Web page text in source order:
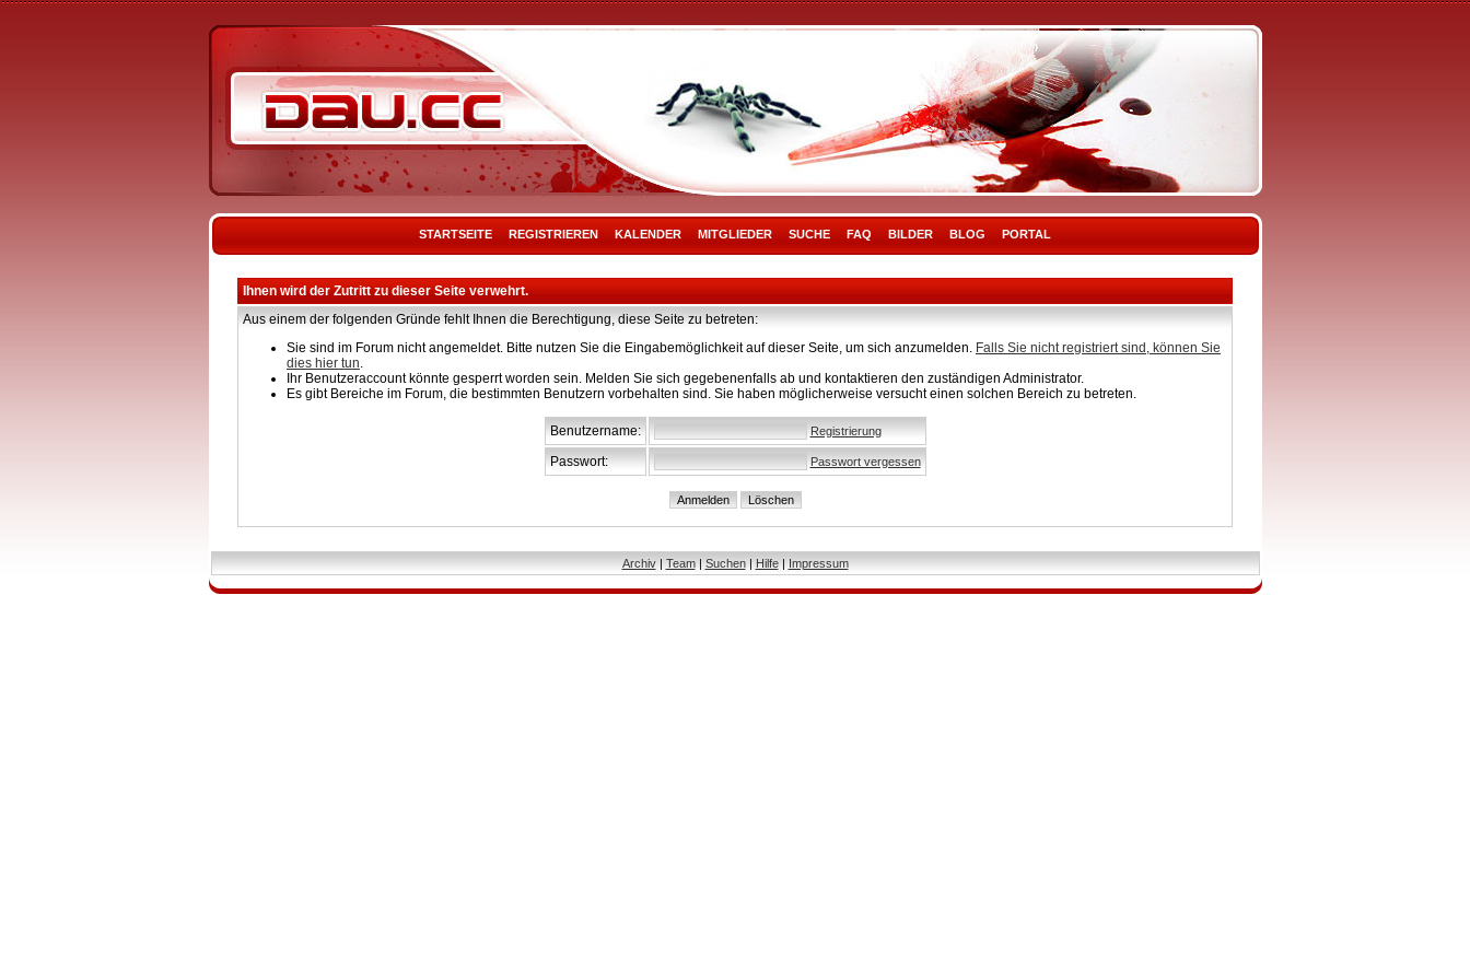
STARTSEITE REGISTRIEREN KALENDER MITGLIEDER SUCHE FAQ BILDER BLOG PORTAL
Ihnen wird der Zutritt zu dieser Seite verwehrt.
Aus einem der folgenden Gründe fehlt Ihnen die Berechtigung, diese Seite zu betreten:
Sie sind im Forum nicht angemeldet. Bitte nutzen Sie die Eingabemöglichkeit auf dieser Seite, um sich anzumelden. Falls Sie nicht registriert sind, können Sie
dies hier tun.
Ihr Benutzeraccount könnte gesperrt worden sein. Melden Sie sich gegebenenfalls ab und kontaktieren den zuständigen Administrator.
Es gibt Bereiche im Forum, die bestimmten Benutzern vorbehalten sind. Sie haben möglicherweise versucht einen solchen Bereich zu betreten.
Benutzername: Registrierung
Passwort: Passwort vergessen
Archiv| Team| Suchen| Hilfe| Impressum